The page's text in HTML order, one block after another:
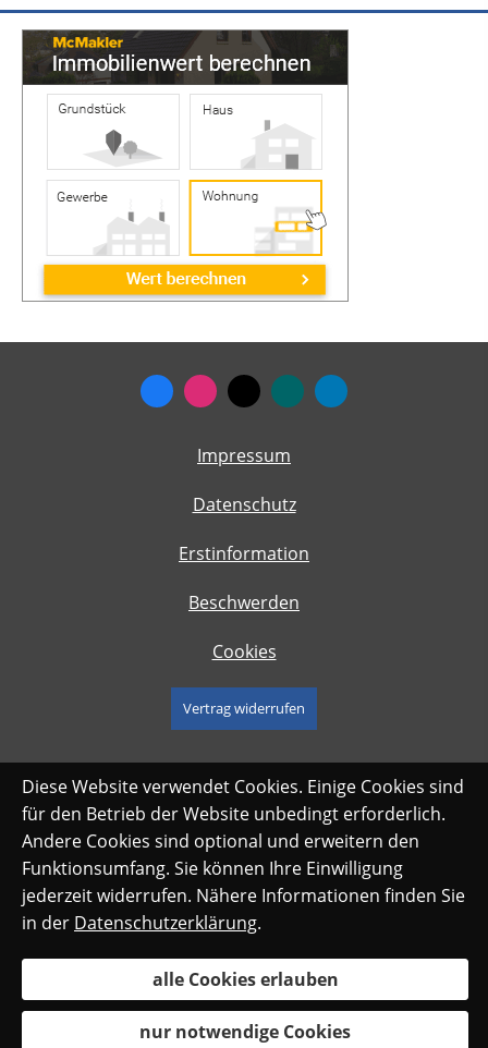
Impressum
Datenschutz
Erstinformation
Beschwerden
Cookies
Vertrag widerrufen
Diese Website verwendet Cookies. Einige Cookies sind
für den Betrieb der Website unbedingt erforderlich.
Andere Cookies sind optional und erweitern den
Funktionsumfang. Sie können Ihre Einwilligung
jederzeit widerrufen. Nähere Informationen finden Sie
in der Datenschutzerklärung.
alle Cookies erlauben
nur notwendige Cookies